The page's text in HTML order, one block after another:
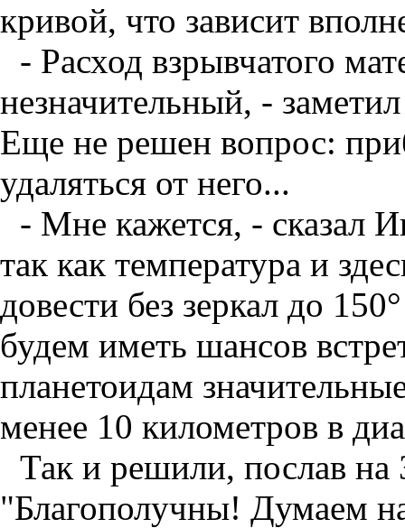
кривой, что зависит
- Расход взрывчатого
незначительный, -
Еще не решен вопрос:
удаляться от него...
- Мне кажется, - сказал
так как температура и
довести без зеркал до
будем иметь шансов
планетоидам
менее 10 километров в
Так и решили, послав
"Благополучны! Думаем